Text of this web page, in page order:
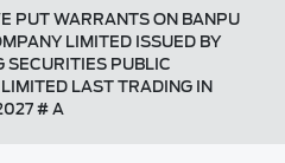
PUT WARRANTS ON BANPU
LIMITED ISSUED BY
SECURITIES PUBLIC
LAST TRADING IN
# A